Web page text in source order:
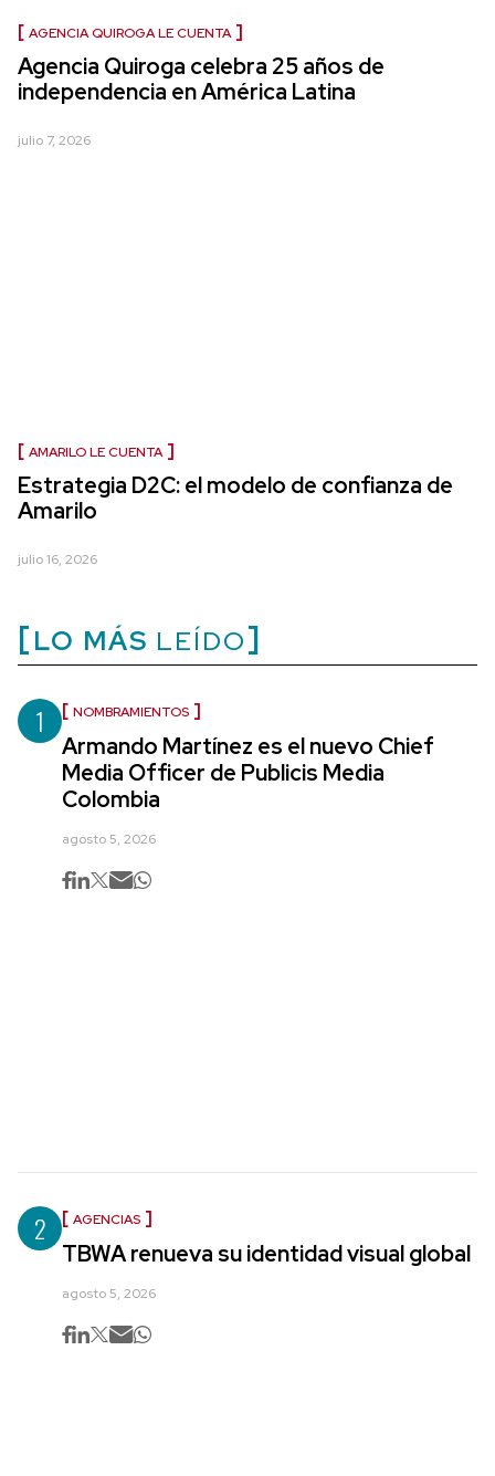
AGENCIA QUIROGA LE CUENTA
Agencia Quiroga celebra 25 años de
independencia en América Latina
julio 7, 2026
AMARILO LE CUENTA
Estrategia D2C: el modelo de confianza de
Amarilo
julio 16, 2026
LO MÁS LEÍDO
1 NOMBRAMIENTOS
Armando Martínez es el nuevo Chief
Media Officer de Publicis Media
Colombia
agosto 5, 2026
2 AGENCIAS
TBWA renueva su identidad visual global
agosto 5, 2026